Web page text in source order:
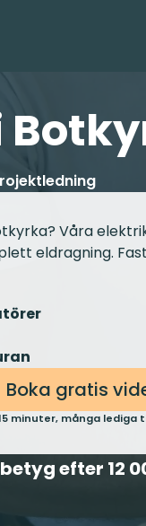
Våra
eldragning.
Boka gratis
minuter, många lediga
efter 12